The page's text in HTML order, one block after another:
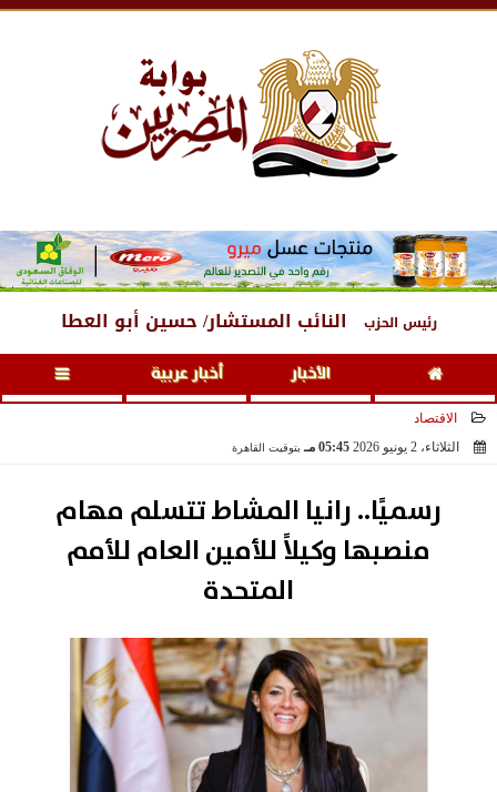
رئيس الحزب النائب المستشار/ حسين أبو العطا
الأخبار أخبار عربية
الاقتصاد
الثلاثاء، 2 يونيو 2026
05:45 مـ بتوقيت القاهرة
رسميًا.. رانيا المشاط تتسلم مهام
منصبها وكيلاً للأمين العام للأمم
المتحدة